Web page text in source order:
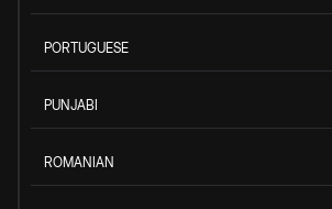
PORTUGUESE
PUNJABI
ROMANIAN